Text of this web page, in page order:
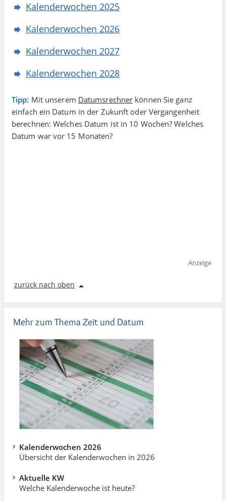
Kalenderwochen 2025
Kalenderwochen 2026
Kalenderwochen 2027
Kalenderwochen 2028
Tipp: Mit unserem Datumsrechner können Sie ganz
einfach ein Datum in der Zukunft oder Vergangenheit
berechnen: Welches Datum ist in 10 Wochen? Welches
Datum war vor 15 Monaten?
Anzeige
zurück nach oben
Mehr zum Thema Zeit und Datum
Kalenderwochen 2026
Übersicht der Kalenderwochen in 2026
Aktuelle KW
Welche Kalenderwoche ist heute?